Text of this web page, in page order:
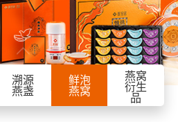
产品中心
客服中心


溯源
燕盏
鲜泡
燕窝
燕窝
衍生
品